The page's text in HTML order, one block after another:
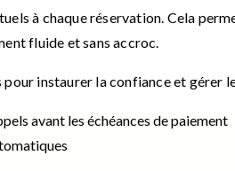
à chaque réservation. Cela
fluide et sans accroc.
instaurer la confiance et gérer
avant les échéances de paiement